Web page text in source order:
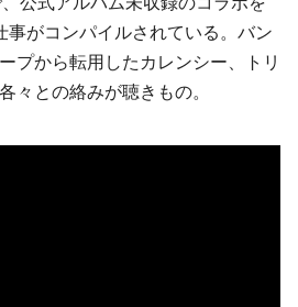
事がコンパイルされている。バン
プから転用した カレンシー
トリ
各々との絡みが聴きもの。